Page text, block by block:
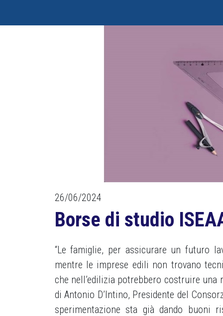
26/06/2024
Borse di studio
“Le famiglie, per assicurare un futuro
mentre le imprese edili non trovano
che nell’edilizia potrebbero costruire una
di Antonio D’Intino, Presidente del
sperimentazione sta già dando buoni